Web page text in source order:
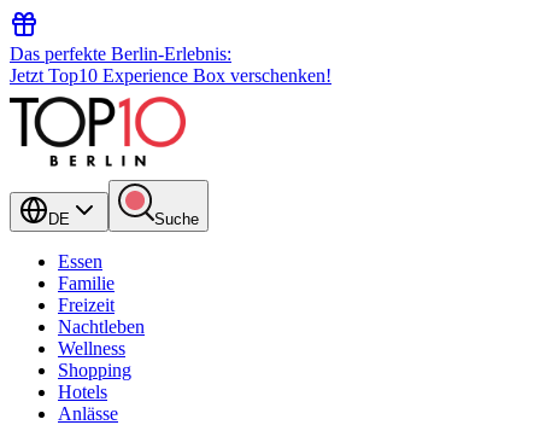
Das perfekte Berlin-Erlebnis:
Jetzt Top10 Experience Box verschenken!
DE Suche
Essen
Familie
Freizeit
Nachtleben
Wellness
Shopping
Hotels
Anlässe